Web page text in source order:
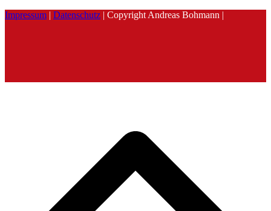
Impressum | Datenschutz | Copyright Andreas Bohmann |